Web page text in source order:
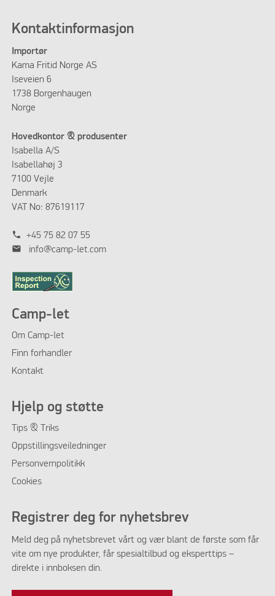
Kontaktinformasjon
Importør
Kama Fritid Norge AS
Iseveien 6
1738 Borgenhaugen
Norge
Hovedkontor & produsenter
Isabella A/S
Isabellahøj 3
7100 Vejle
Denmark
VAT No: 87619117
phone +45 75 82 07 55
mail info@camp-let.com
Camp-let
Om Camp-let
Finn forhandler
Kontakt
Hjelp og støtte
Tips & Triks
Oppstillingsveiledninger
Personvernpolitikk
Cookies
Registrer deg for nyhetsbrev
Meld deg på nyhetsbrevet vårt og vær blant de første som får
vite om nye produkter, får spesialtilbud og eksperttips –
direkte i innboksen din.